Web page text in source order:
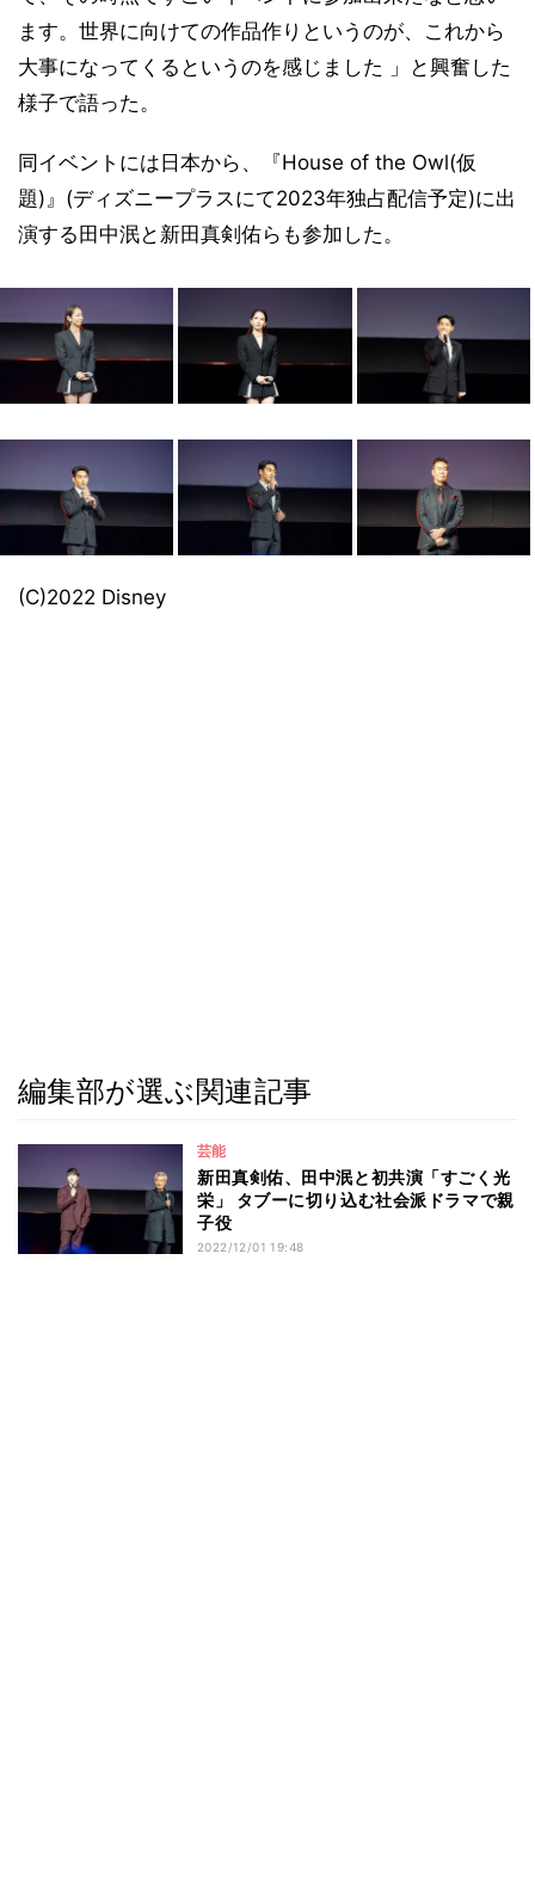
ます。世界に向けての作品作りというのが、これから
大事になってくるというのを感じました 」と興奮した
様子で語った。
同イベントには日本から、『House of the Owl(仮
題)』(ディズニープラスにて2023年独占配信予定)に出
演する田中泯と新田真剣佑らも参加した。
(C)2022 Disney
編集部が選ぶ関連記事
芸能
新田真剣佑、田中泯と初共演「すごく光
栄」 タブーに切り込む社会派ドラマで親
子役
2022/12/01 19:48